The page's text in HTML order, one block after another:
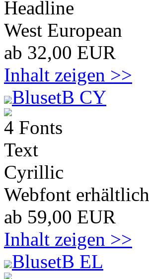
Headline
West European
ab 32,00 EUR
Inhalt zeigen >>
BlusetB CY
4 Fonts
Text
Cyrillic
Webfont erhältlich
ab 59,00 EUR
Inhalt zeigen >>
BlusetB EL